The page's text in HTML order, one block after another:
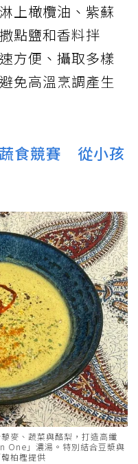
上橄欖油、紫蘇
點鹽和香料拌
方便、攝取多樣
免高溫烹調產生
食競賽 從小孩
麥、蔬菜與酪梨，打造高纖
One」濃湯。特別結合豆漿與
柏檉提供